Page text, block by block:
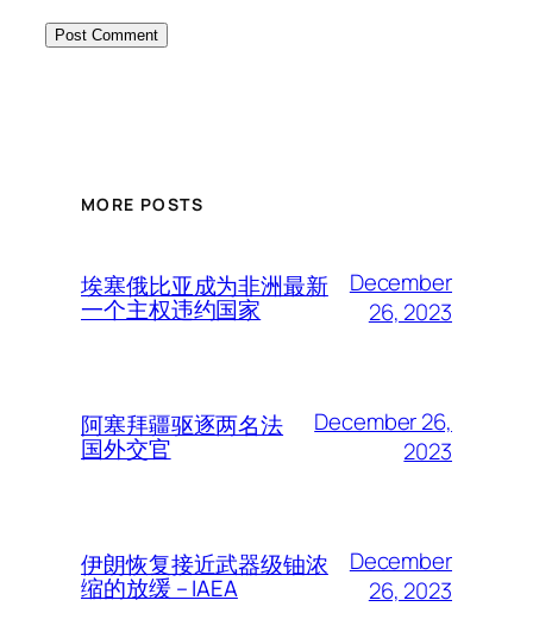
MORE POSTS
埃塞俄比亚成为非洲最新
一个主权违约国家
December
26, 2023
阿塞拜疆驱逐两名法
国外交官
December 26,
2023
伊朗恢复接近武器级铀浓
缩的放缓 – IAEA
December
26, 2023